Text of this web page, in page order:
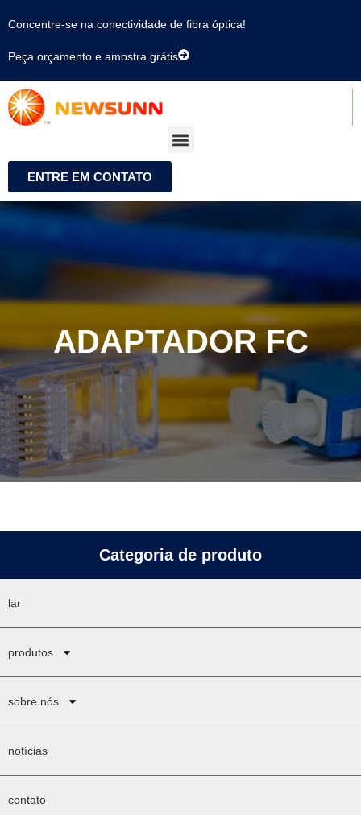
Concentre-se na conectividade de fibra óptica!
Peça orçamento e amostra grátis
ENTRE EM CONTATO
ADAPTADOR FC
Categoria de produto
lar
produtos
sobre nós
notícias
contato